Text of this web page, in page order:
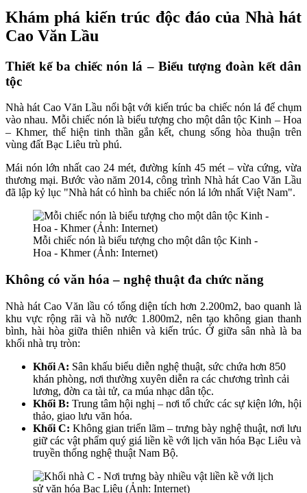
Khám phá kiến trúc độc đáo của Nhà hát
Cao Văn Lầu
Thiết kế ba chiếc nón lá – Biểu tượng đoàn kết dân
tộc
Nhà hát Cao Văn Lầu nổi bật với kiến trúc ba chiếc nón lá để chụm
vào nhau. Mỗi chiếc nón là biểu tượng cho một dân tộc Kinh – Hoa
– Khmer, thể hiện tinh thần gắn kết, chung sống hòa thuận trên
vùng đất Bạc Liêu trù phú.
Mái nón lớn nhất cao 24 mét, đường kính 45 mét – vừa cứng, vừa
thương mại. Bước vào năm 2014, công trình Nhà hát Cao Văn Lầu
đã lập kỷ lục "Nhà hát có hình ba chiếc nón lá lớn nhất Việt Nam".
Mỗi chiếc nón là biểu tượng cho một dân tộc Kinh -
Hoa - Khmer (Ảnh: Internet)
Không có văn hóa – nghệ thuật đa chức năng
Nhà hát Cao Văn lầu có tổng diện tích hơn 2.200m2, bao quanh là
khu vực rộng rãi và hồ nước 1.800m2, nên tạo không gian thanh
bình, hài hòa giữa thiên nhiên và kiến trúc. Ở giữa sân nhà là ba
khối nhà trụ tròn:
Khối A: Sân khấu biểu diễn nghệ thuật, sức chứa hơn 850
khán phòng, nơi thường xuyên diễn ra các chương trình cải
lương, đờn ca tài tử, ca múa nhạc dân tộc.
Khối B: Trung tâm hội nghị – nơi tổ chức các sự kiện lớn, hội
thảo, giao lưu văn hóa.
Khối C: Không gian triển lãm – trưng bày nghệ thuật, nơi lưu
giữ các vật phẩm quý giá liền kề với lịch văn hóa Bạc Liêu và
truyền thống nghệ thuật Nam Bộ.